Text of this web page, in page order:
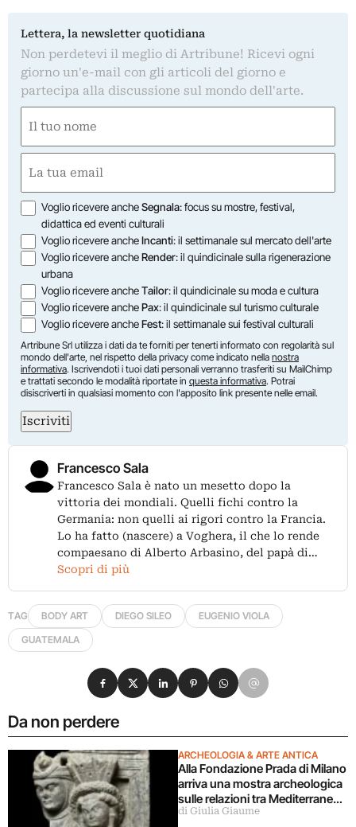
Lettera, la newsletter quotidiana
Non perdetevi il meglio di Artribune! Ricevi ogni
giorno un'e-mail con gli articoli del giorno e
partecipa alla discussione sul mondo dell'arte.
(Required)
(Required)
Opzioni
Voglio ricevere ancheSegnala: focus su mostre, festival,
didattica ed eventi culturali
Voglio ricevere ancheIncanti: il settimanale sul mercato dell'arte
Voglio ricevere ancheRender: il quindicinale sulla rigenerazione
urbana
Voglio ricevere ancheTailor: il quindicinale su moda e cultura
Voglio ricevere anchePax: il quindicinale sul turismo culturale
Voglio ricevere ancheFest: il settimanale sui festival culturali
Artribune Srl utilizza i dati da te forniti per tenerti informato con regolarità sul
mondo dell'arte, nel rispetto della privacy come indicato nella nostra
informativa. Iscrivendoti i tuoi dati personali verranno trasferiti su MailChimp
e trattati secondo le modalità riportate in questa informativa. Potrai
disiscriverti in qualsiasi momento con l'apposito link presente nelle email.
Iscriviti
Francesco Sala
Francesco Sala è nato un mesetto dopo la
vittoria dei mondiali. Quelli fichi contro la
Germania: non quelli ai rigori contro la Francia.
Lo ha fatto (nascere) a Voghera, il che lo rende
compaesano di Alberto Arbasino, del papà di…
Scopri di più
TAG BODY ART DIEGO SILEO
EUGENIO VIOLA
GUATEMALA
Da non perdere
ARCHEOLOGIA & ARTE ANTICA
Alla Fondazione Prada di Milano
arriva una mostra archeologica
sulle relazioni tra Mediterraneo
e Asia
di Giulia Giaume
Condividi su Facebook
Condividi su X
Condividi su LinkedIn
Condividi su Pinterest
Condividi su WhatsApp
Condividi su Email